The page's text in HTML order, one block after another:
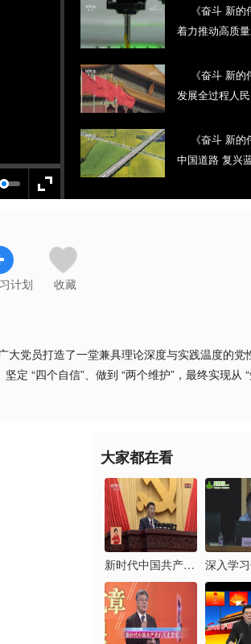
《奋斗 新的
着力推动高质
《奋斗 新的
发展全过程人
《奋斗 新的
中国道路 复兴
计划 收藏
大党员打造了一堂兼具理论深度与实践温度的党
定 “四个自信”、做到 “两个维护”，最终实现从
大家都在看
新时代中国共产党的历...